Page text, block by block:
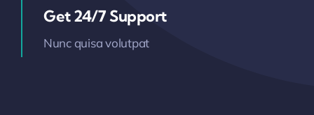
Get 24/7 Support
Nunc quisa volutpat